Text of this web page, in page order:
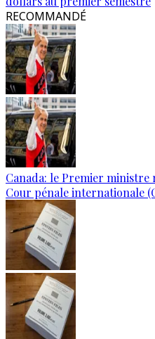
RECOMMANDÉ
Canada: le Premier ministre
Cour pénale internationale